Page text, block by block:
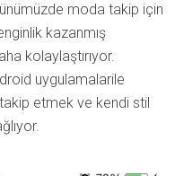
moda takip için
kazanmış
kolaylaştırıyor.
uygulamalarile
etmek ve kendi stil